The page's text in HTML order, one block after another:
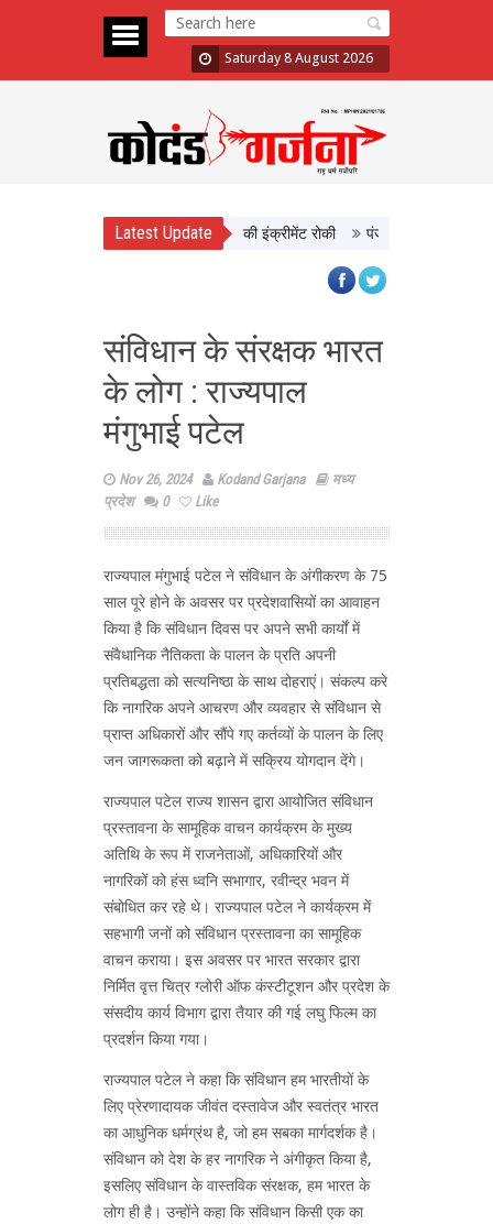
Saturday 8 August 2026
Latest Update
सख्ती, 3 अधिकारी निलंबित; दो की इंक्रीमेंट रोकी पंजाब चुनाव से पहले PM
संविधान के संरक्षक भारत
के लोग : राज्यपाल
मंगुभाई पटेल
Nov 26, 2024 Kodand Garjana
मध्य
प्रदेश
0 Like
राज्यपाल मंगुभाई पटेल ने संविधान के अंगीकरण के 75
साल पूरे होने के अवसर पर प्रदेशवासियों का आवाहन
किया है कि संविधान दिवस पर अपने सभी कार्यों में
संवैधानिक नैतिकता के पालन के प्रति अपनी
प्रतिबद्धता को सत्यनिष्ठा के साथ दोहराएं। संकल्प करे
कि नागरिक अपने आचरण और व्यवहार से संविधान से
प्राप्त अधिकारों और सौंपे गए कर्तव्यों के पालन के लिए
जन जागरूकता को बढ़ाने में सक्रिय योगदान देंगे।
राज्यपाल पटेल राज्य शासन द्वारा आयोजित संविधान
प्रस्तावना के सामूहिक वाचन कार्यक्रम के मुख्य
अतिथि के रूप में राजनेताओं, अधिकारियों और
नागरिकों को हंस ध्वनि सभागार, रवीन्द्र भवन में
संबोधित कर रहे थे। राज्यपाल पटेल ने कार्यक्रम में
सहभागी जनों को संविधान प्रस्तावना का सामूहिक
वाचन कराया। इस अवसर पर भारत सरकार द्वारा
निर्मित वृत्त चित्र ग्लोरी ऑफ कंस्टीटूशन और प्रदेश के
संसदीय कार्य विभाग द्वारा तैयार की गई लघु फिल्म का
प्रदर्शन किया गया।
राज्यपाल पटेल ने कहा कि संविधान हम भारतीयों के
लिए प्रेरणादायक जीवंत दस्तावेज और स्वतंत्र भारत
का आधुनिक धर्मग्रंथ है, जो हम सबका मार्गदर्शक है।
संविधान को देश के हर नागरिक ने अंगीकृत किया है,
इसलिए संविधान के वास्तविक संरक्षक, हम भारत के
लोग ही है। उन्होंने कहा कि संविधान किसी एक का